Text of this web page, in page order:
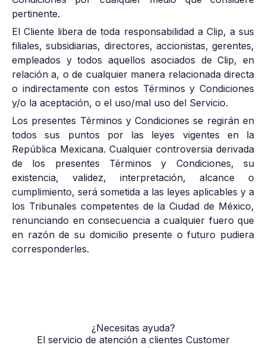
pertinente.
El Cliente libera de toda responsabilidad a Clip, a sus
filiales, subsidiarias, directores, accionistas, gerentes,
empleados y todos aquellos asociados de Clip, en
relación a, o de cualquier manera relacionada directa
o indirectamente con estos Términos y Condiciones
y/o la aceptación, o el uso/mal uso del Servicio.
Los presentes Términos y Condiciones se regirán en
todos sus puntos por las leyes vigentes en la
República Mexicana. Cualquier controversia derivada
de los presentes Términos y Condiciones, su
existencia, validez, interpretación, alcance o
cumplimiento, será sometida a las leyes aplicables y a
los Tribunales competentes de la Ciudad de México,
renunciando en consecuencia a cualquier fuero que
en razón de su domicilio presente o futuro pudiera
corresponderles.
¿Necesitas ayuda?
El servicio de atención a clientes Customer